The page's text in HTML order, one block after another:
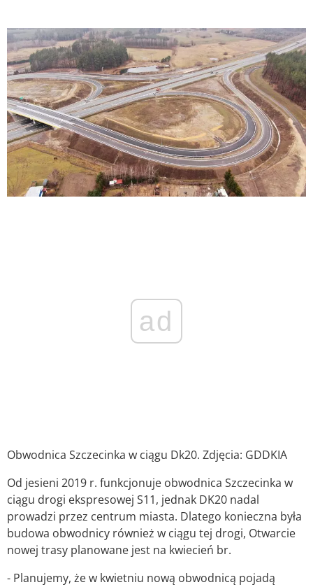
ad
Obwodnica Szczecinka w ciągu Dk20. Zdjęcia: GDDKIA
Od jesieni 2019 r. funkcjonuje obwodnica Szczecinka w
ciągu drogi ekspresowej S11, jednak DK20 nadal
prowadzi przez centrum miasta. Dlatego konieczna była
budowa obwodnicy również w ciągu tej drogi, Otwarcie
nowej trasy planowane jest na kwiecień br.
- Planujemy, że w kwietniu nową obwodnicą pojadą